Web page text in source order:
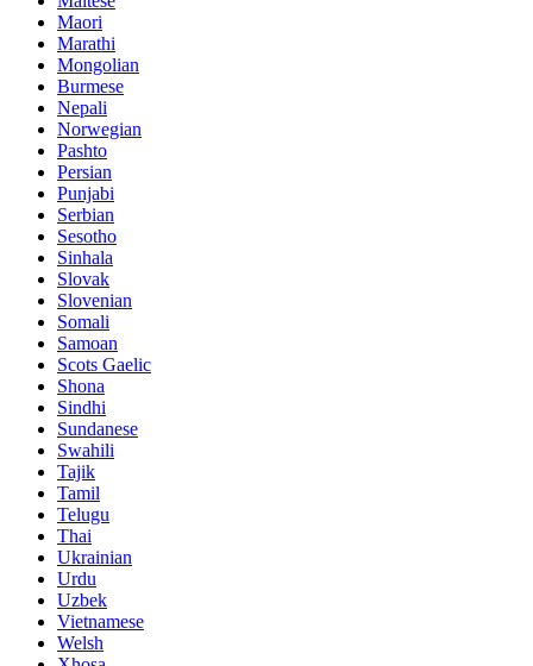
Maori
Marathi
Mongolian
Burmese
Nepali
Norwegian
Pashto
Persian
Punjabi
Serbian
Sesotho
Sinhala
Slovak
Slovenian
Somali
Samoan
Scots Gaelic
Shona
Sindhi
Sundanese
Swahili
Tajik
Tamil
Telugu
Thai
Ukrainian
Urdu
Uzbek
Vietnamese
Welsh